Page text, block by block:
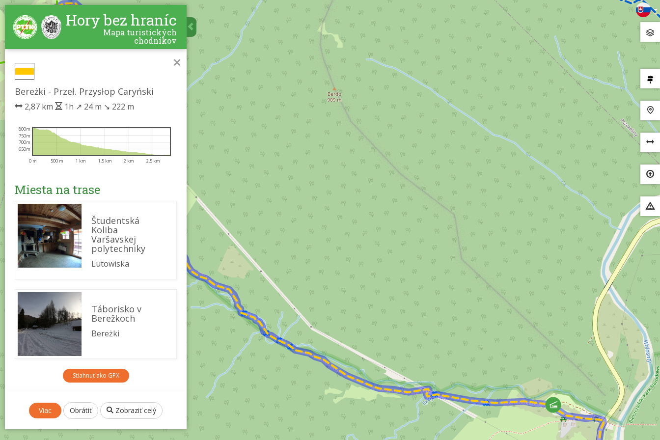
Hory bez hraníc
Mapa turistických
chodníkov
×
Bereżki - Przeł. Przysłop Caryński
2,87 km 1h ↗ 24 m ↘ 222 m
0 m 500 m 1 km 1,5 km 2 km 2,5 km
650m
700m
750m
800m
Miesta na trase
Študentská
Koliba
Varšavskej
polytechniky
Lutowiska
Táborisko v
Berežkoch
Bereżki
Stiahnuť ako GPX
Viac Obrátiť Zobraziť celý